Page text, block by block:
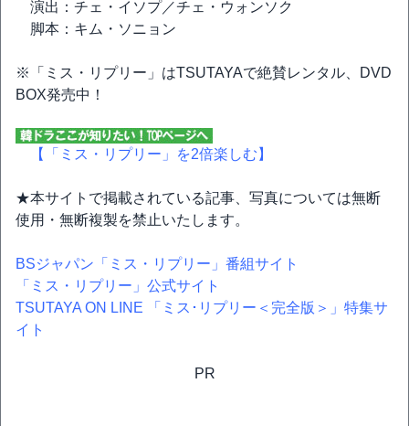
演出：チェ・イソプ／チェ・ウォンソク
脚本：キム・ソニョン
※「ミス・リプリー」はTSUTAYAで絶賛レンタル、DVD
BOX発売中！
【「ミス・リプリー」を2倍楽しむ】
★本サイトで掲載されている記事、写真については無断
使用・無断複製を禁止いたします。
BSジャパン「ミス・リプリー」番組サイト
「ミス・リプリー」公式サイト
TSUTAYA ON LINE 「ミス･リプリー＜完全版＞」特集サ
イト
PR